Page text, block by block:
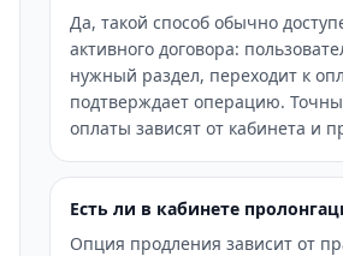
Да, такой способ обычно
активного договора:
нужный раздел, переходит к
подтверждает операцию.
оплаты зависят от кабинета и
Есть ли в кабинете
Опция продления зависит от